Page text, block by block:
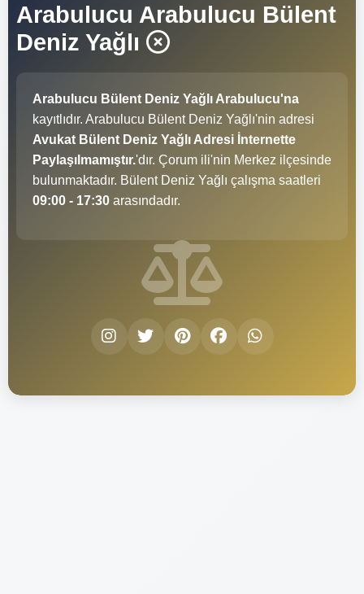
Arabulucu Arabulucu Bülent
Deniz Yağlı
Arabulucu Bülent Deniz Yağlı Arabulucu'na
kayıtlıdır. Arabulucu Bülent Deniz Yağlı'nin adresi
Avukat Bülent Deniz Yağlı Adresi İnternette
Paylaşılmamıştır.'dır. Çorum ili'nin Merkez ilçesinde
bulunmaktadır. Bülent Deniz Yağlı çalışma saatleri
09:00 - 17:30 arasındadır.